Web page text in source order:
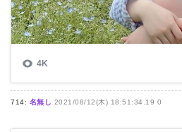
714: 名無し 2021/08/12(木) 18:51:34.19 0